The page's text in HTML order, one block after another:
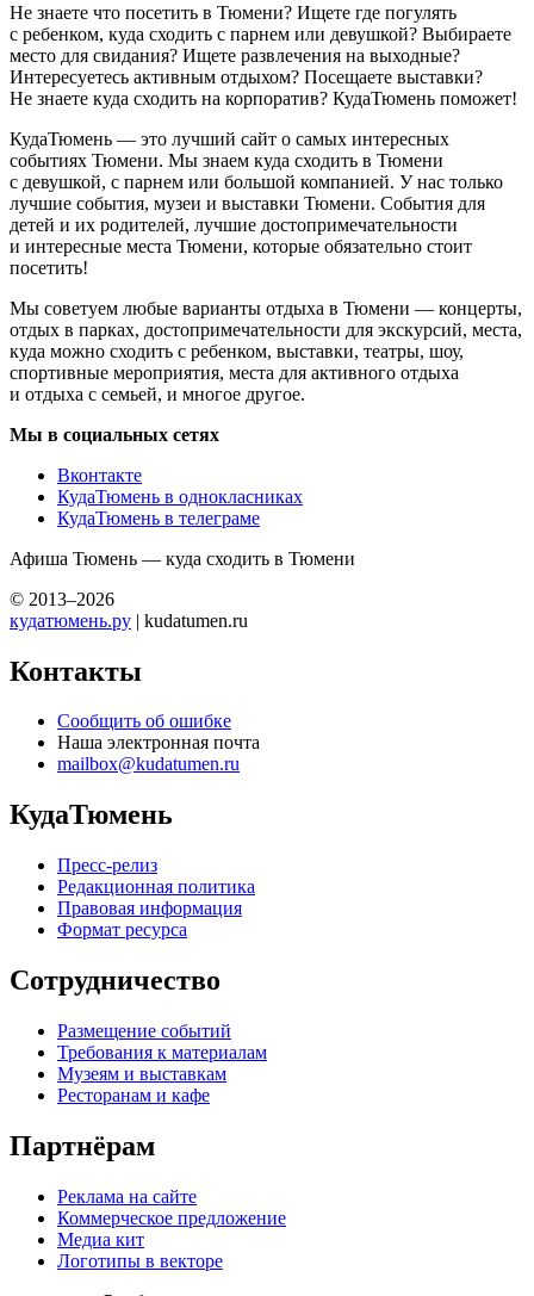
Не знаете что посетить в Тюмени? Ищете где погулять
с ребенком, куда сходить с парнем или девушкой? Выбираете
место для свидания? Ищете развлечения на выходные?
Интересуетесь активным отдыхом? Посещаете выставки?
Не знаете куда сходить на корпоратив? КудаТюмень поможет!
КудаТюмень — это лучший сайт о самых интересных
событиях Тюмени. Мы знаем куда сходить в Тюмени
с девушкой, с парнем или большой компанией. У нас только
лучшие события, музеи и выставки Тюмени. События для
детей и их родителей, лучшие достопримечательности
и интересные места Тюмени, которые обязательно стоит
посетить!
Мы советуем любые варианты отдыха в Тюмени — концерты,
отдых в парках, достопримечательности для экскурсий, места,
куда можно сходить с ребенком, выставки, театры, шоу,
спортивные мероприятия, места для активного отдыха
и отдыха с семьей, и многое другое.
Мы в социальных сетях
Вконтакте
КудаТюмень в однокласниках
КудаТюмень в телеграме
Афиша Тюмень — куда сходить в Тюмени
© 2013–2026
кудатюмень.ру | kudatumen.ru
Контакты
Сообщить об ошибке
Наша электронная почта
mailbox@kudatumen.ru
КудаТюмень
Пресс-релиз
Редакционная политика
Правовая информация
Формат ресурса
Сотрудничество
Размещение событий
Требования к материалам
Музеям и выставкам
Ресторанам и кафе
Партнёрам
Реклама на сайте
Коммерческое предложение
Медиа кит
Логотипы в векторе